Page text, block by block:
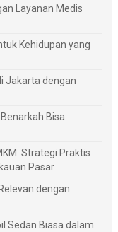
Layanan Medis
Kehidupan yang
Jakarta dengan
Bisa
Strategi Praktis
Pasar
dengan
Sedan Biasa dalam